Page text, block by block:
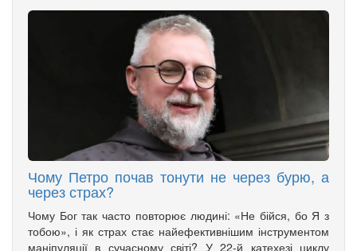
Чому Петро почав тонути не через бурю, а
через страх?
Чому Бог так часто повторює людині: «Не бійся, бо Я з
тобою», і як страх стає найефективнішим інструментом
маніпуляції в сучасному світі? У 22-й катехезі циклу